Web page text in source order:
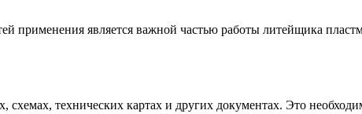
применения является важной частью работы литейщика
схемах, технических картах и других документах. Это